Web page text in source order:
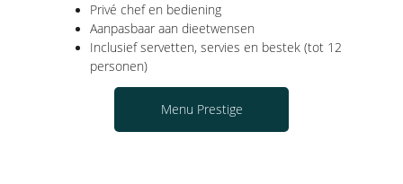
Menu Prestige
Privé chef en bediening
Aanpasbaar aan dieetwensen
Inclusief servetten, servies en bestek (tot 12
personen)